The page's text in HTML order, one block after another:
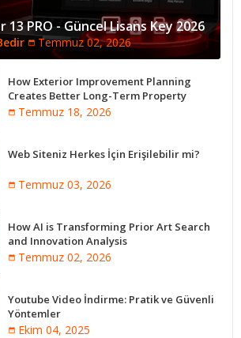
PRO - Güncel Lisans Key 2026
Temmuz 02, 2026
How Exterior Improvement Planning
Creates Better Long-Term Property
Performance
Temmuz 18, 2026
Web Siteniz Herkes İçin Erişilebilir mi?
Temmuz 03, 2026
How AI is Transforming Prior Art Search
and Innovation Analysis
Temmuz 02, 2026
Youtube Video İndirme: Pratik ve Güvenli
Yöntemler
Ekim 04, 2025